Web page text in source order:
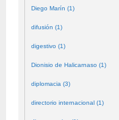
Diego Marín (1)
difusión (1)
digestivo (1)
Dionisio de Halicarnaso (1)
diplomacia (3)
directorio internacional (1)